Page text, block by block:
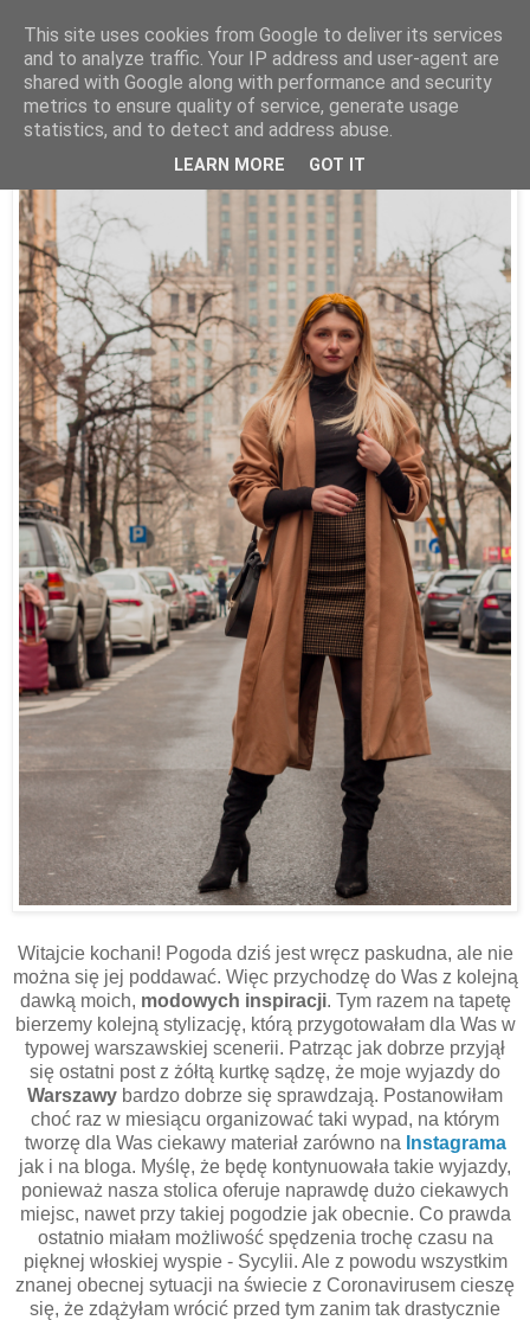
20_02
Stylizacja prosto z serca Warszawy!
Witajcie kochani! Pogoda dziś jest wręcz paskudna, ale nie
można się jej poddawać. Więc przychodzę do Was z kolejną
dawką moich, modowych inspiracji. Tym razem na tapetę
bierzemy kolejną stylizację, którą przygotowałam dla Was w
typowej warszawskiej scenerii. Patrząc jak dobrze przyjął
się ostatni post z żółtą kurtkę sądzę, że moje wyjazdy do
Warszawy bardzo dobrze się sprawdzają. Postanowiłam
choć raz w miesiącu organizować taki wypad, na którym
tworzę dla Was ciekawy materiał zarówno na Instagrama
jak i na bloga. Myślę, że będę kontynuowała takie wyjazdy,
ponieważ nasza stolica oferuje naprawdę dużo ciekawych
miejsc, nawet przy takiej pogodzie jak obecnie. Co prawda
ostatnio miałam możliwość spędzenia trochę czasu na
pięknej włoskiej wyspie - Sycylii. Ale z powodu wszystkim
znanej obecnej sytuacji na świecie z Coronavirusem cieszę
się, że zdążyłam wrócić przed tym zanim tak drastycznie
This site uses cookies from Google to deliver its services
and to analyze traffic. Your IP address and user-agent are
shared with Google along with performance and security
metrics to ensure quality of service, generate usage
statistics, and to detect and address abuse.
LEARN MORE GOT IT